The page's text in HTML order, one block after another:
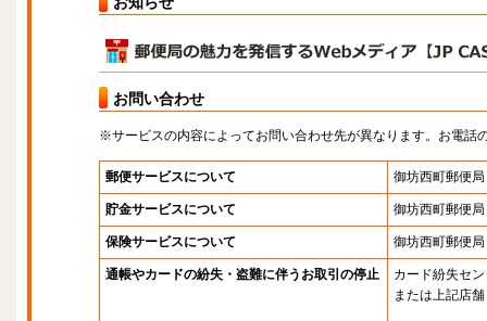
お問い合わせ
※サービスの内容によってお問い合わせ先が異なります。お電話
郵便サービスについて 御坊西町郵便局
貯金サービスについて 御坊西町郵便局
保険サービスについて 御坊西町郵便局
通帳やカードの紛失・盗難に伴うお取引の停止
カード紛失セ
または上記店舗